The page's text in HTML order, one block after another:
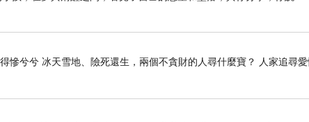
慘兮兮 冰天雪地、險死還生，兩個不貪財的人尋什麼寶？ 人家追尋愛